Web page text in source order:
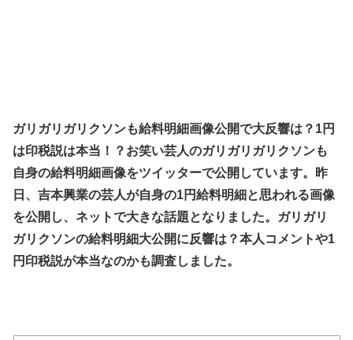
ガリガリガリクソンも給料明細画像公開で大反響は？1円
は印税説は本当！？お笑い芸人のガリガリガリクソンも
自身の給料明細画像をツイッターで公開しています。昨
日、吉本興業の芸人が自身の1円給料明細と思われる画像
を公開し、ネットで大きな話題となりました。ガリガリ
ガリクソンの給料明細大公開に反響は？本人コメントや1
円印税説が本当なのかも調査しました。